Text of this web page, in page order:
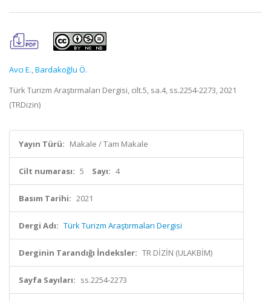
Avcı E.,Bardakoğlu Ö.
Türk Turizm Araştırmaları Dergisi, cilt.5, sa.4, ss.2254-2273, 2021
(TRDizin)
Yayın Türü: Makale / Tam Makale
Cilt numarası: 5 Sayı: 4
Basım Tarihi: 2021
Dergi Adı: Türk Turizm Araştırmaları Dergisi
Derginin Tarandığı İndeksler: TR DİZİN (ULAKBİM)
Sayfa Sayıları: ss.2254-2273